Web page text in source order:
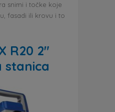
snimi i točke koje
fasadi ili krovu i to
R20 2″